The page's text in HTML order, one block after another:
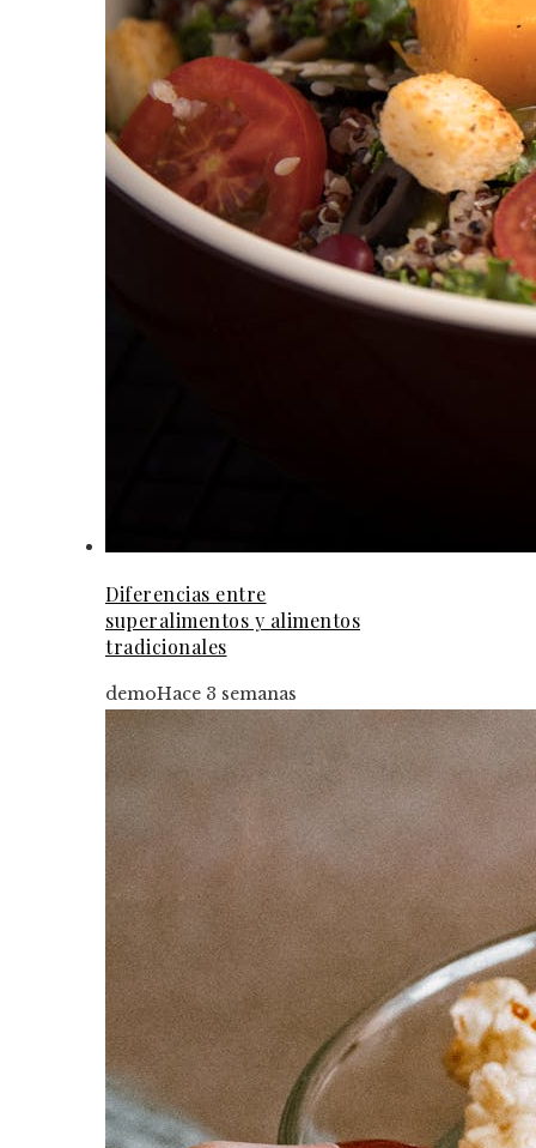
Diferencias entre
superalimentos y alimentos
tradicionales
demoHace 3 semanas